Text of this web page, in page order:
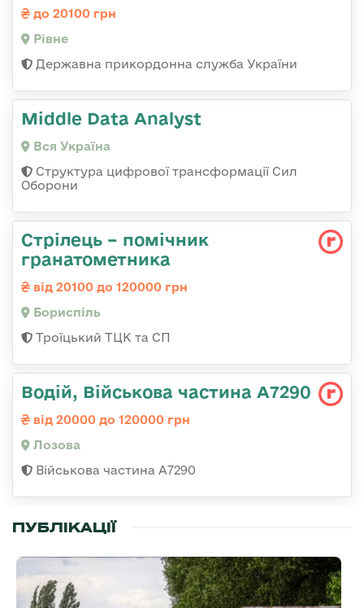
до 20100 грн
Рівне
Державна прикордонна служба України
Middle Data Analyst
Вся Україна
Структура цифрової трансформації Сил
Оборони
Стрілець – помічник
гранатометника
від 20100 до 120000 грн
Бориспіль
Троїцький ТЦК та СП
Водій, Військова частина А7290
від 20000 до 120000 грн
Лозова
Військова частина А7290
ПУБЛІКАЦІЇ